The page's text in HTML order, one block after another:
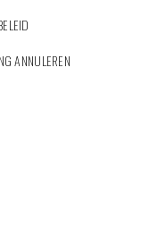
ANNULEREN